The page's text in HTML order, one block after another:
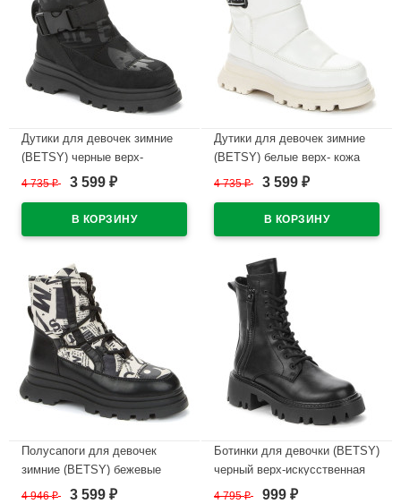
Дутики для девочек зимние
(BETSY) черные верх-
иск.нубук подкладка
артикул 938456/04-01
4 735₽ 3 599 ₽
Дутики для девочек зимние
(BETSY) белые верх- кожа
подкладка -искусственная
4 735₽ 3 599 ₽
Полусапоги для девочек
зимние (BETSY) бежевые
верх- кожа подкладка
4 946₽ 3 599 ₽
Ботинки для девочки (BETSY)
черный верх-искусственная
кожа подкладка - байка
4 795₽ 999 ₽